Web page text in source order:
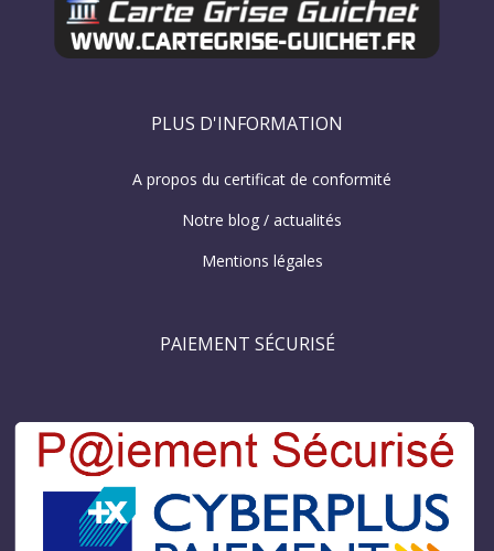
PLUS D'INFORMATION
A propos du certificat de conformité
Notre blog / actualités
Mentions légales
PAIEMENT SÉCURISÉ